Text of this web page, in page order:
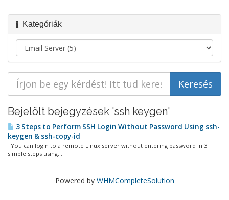
Kategóriák
Bejelölt bejegyzések 'ssh keygen'
3 Steps to Perform SSH Login Without Password Using ssh-
keygen & ssh-copy-id
You can login to a remote Linux server without entering password in 3
simple steps using...
Powered by WHMCompleteSolution